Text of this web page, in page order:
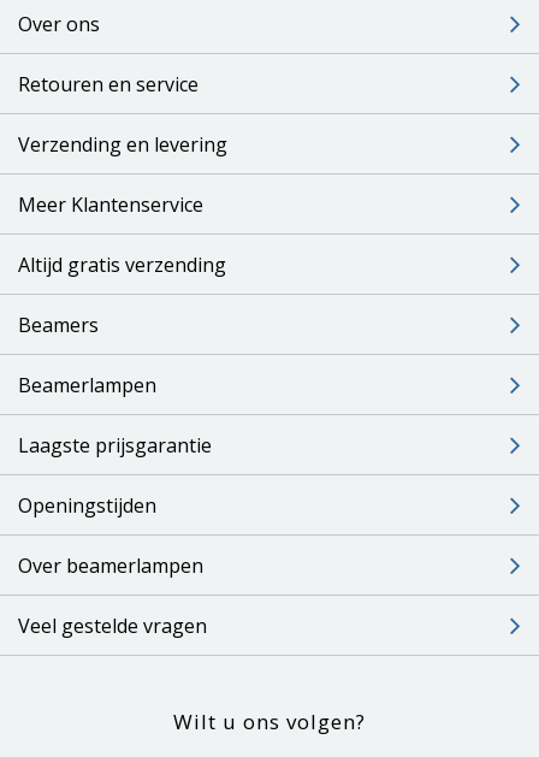
Over ons
Retouren en service
Verzending en levering
Meer Klantenservice
Altijd gratis verzending
Beamers
Beamerlampen
Laagste prijsgarantie
Openingstijden
Over beamerlampen
Veel gestelde vragen
Wilt u ons volgen?